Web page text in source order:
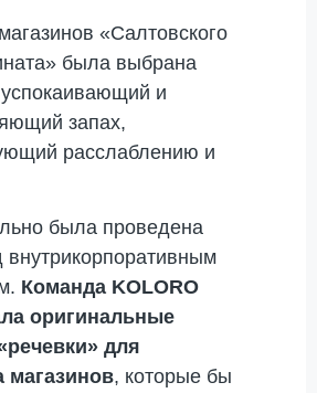
«Салтовского
была выбрана
и
запах,
расслаблению и
была проведена
внутрикорпоративным
Команда KOLORO
оригинальные
для
магазинов, которые бы